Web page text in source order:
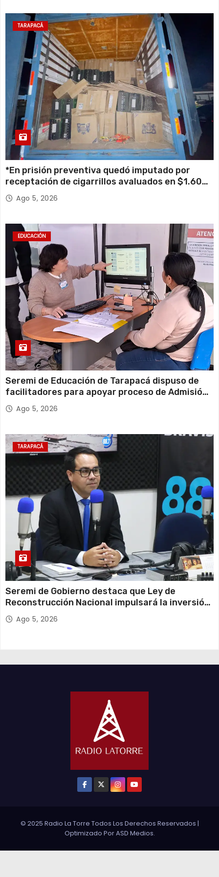
TARAPACÁ
*En prisión preventiva quedó imputado por
receptación de cigarrillos avaluados en $1.600
millones*
Ago 5, 2026
EDUCACIÓN
Seremi de Educación de Tarapacá dispuso de
facilitadores para apoyar proceso de Admisión
Escolar 2027
Ago 5, 2026
TARAPACÁ
Seremi de Gobierno destaca que Ley de
Reconstrucción Nacional impulsará la inversión
y el empleo en Tarapacá
Ago 5, 2026
© 2025 Radio La Torre Todos Los Derechos Reservados |
Optimizado PorASD Medios.